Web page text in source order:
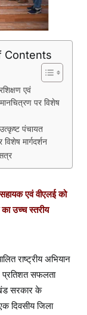
ति
सि
क
प
Contents
एवं
पर विशेष
पंचायत
मार्गदर्शन
एवं वीएलई को
का उच्च स्तरीय
राष्ट्रीय अभियान
प्रतिशत सफलता
सरकार के
दिवसीय जिला